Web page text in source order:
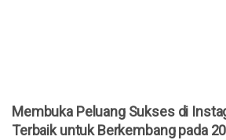
Membuka Peluang Sukses di
Terbaik untuk Berkembang pada